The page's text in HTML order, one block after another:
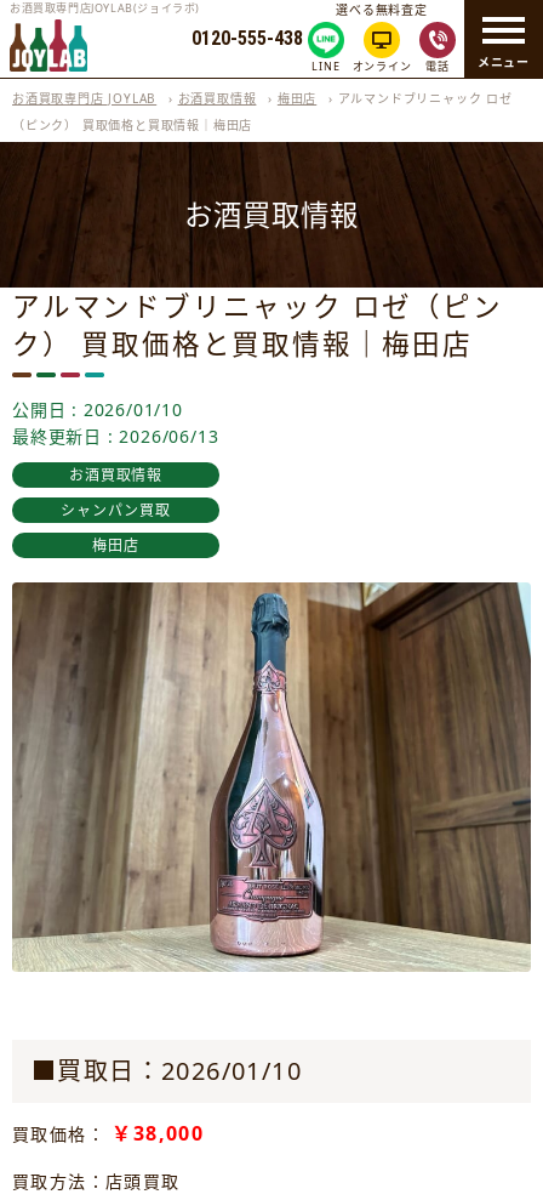
メニュー
お酒買取専門店JOYLAB(ジョイラボ)
0120-555-438
選べる無料査定
LINE オンライン 電話
お酒買取専門店 JOYLAB › お酒買取情報 › 梅田店 › アルマンドブリニャック ロゼ
（ピンク） 買取価格と買取情報｜梅田店
お酒買取情報
アルマンドブリニャック ロゼ（ピン
ク） 買取価格と買取情報｜梅田店
公開日 : 2026/01/10
最終更新日 : 2026/06/13
お酒買取情報
シャンパン買取
梅田店
■買取日：2026/01/10
買取価格： ￥38,000
買取方法：店頭買取